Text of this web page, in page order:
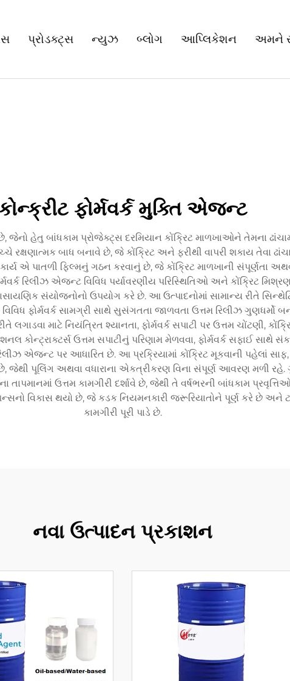
પ્રોડક્ટ્સ ન્યુઝ બ્લોગ આપ્લિકેશન અમને
ફોર્મવર્ક મુક્તિ એજન્ટ
જેનો હેતુ બાંધકામ પ્રોજેક્ટ્સ દરમિયાન કોંક્રિટ માળખાઓને તેમના
રક્ષણાત્મક બાધ બનાવે છે, જે કોંક્રિટ અને ફરીથી વાપરી શકાય તેવા
એ પાતળી ફિલ્મનું ગઠન કરવાનું છે, જે કોંક્રિટ માળખાની સંપૂર્ણતા
રિલીઝ એજન્ટ વિવિધ પર્યાવરણીય પરિસ્થિતિઓ અને કોંક્રિટ
સંયોજનોનો ઉપયોગ કરે છે. આ ઉત્પાદનોમાં સામાન્ય રીતે
ફોર્મવર્ક સામગ્રી સાથે સુસંગતતા જાળવતા ઉત્તમ રિલીઝ ગુણધર્મો
માટે નિયંત્રિત શ્યાનતા, ફોર્મવર્ક સપાટી પર ઉત્તમ ચોંટણી,
ઉત્તમ સપાટીનું પરિણામ મેળવવા, ફોર્મવર્ક સફાઈ સાથે
એજન્ટ પર આધારિત છે. આ પ્રક્રિયામાં કોંક્રિટ મૂકવાની પહેલાં સાફ,
પૂલિંગ અથવા વધારાના એકત્રીકરણ વિના સંપૂર્ણ આવરણ મળી રહે.
ઉત્તમ કામગીરી દર્શાવે છે, જેથી તે વર્ષભરની બાંધકામ
વિકાસ થયો છે, જે કડક નિયમનકારી જરૂરિયાતોને પૂર્ણ કરે છે
કામગીરી પૂરી પાડે છે.
નવા ઉત્પાદન પ્રકાશન